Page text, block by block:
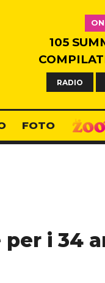
105
RADIO
FOTO
per i 34